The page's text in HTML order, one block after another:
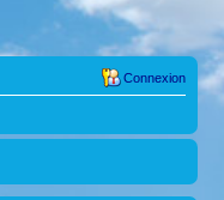
Connexion